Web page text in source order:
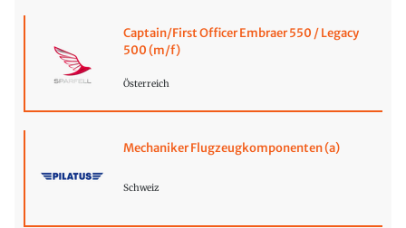
Captain/First Officer Embraer 550 / Legacy
500 (m/f)
Österreich
Mechaniker Flugzeugkomponenten (a)
Schweiz